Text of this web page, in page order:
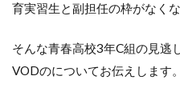
育実習生と副担任の枠がなく
そんな青春高校3年C組の見逃
VODのについてお伝えします。